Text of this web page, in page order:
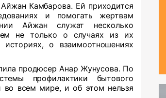
Камбарова. Ей приходится
и помогать жертвам
Айжан служат несколько
не только о случаях из их
о взаимоотношениях
продюсер Анар Жунусова. По
профилактики бытового
во всем мире, и об этом нельзя